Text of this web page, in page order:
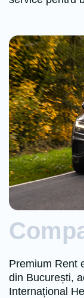
Premium Rent
din București,
Internațional